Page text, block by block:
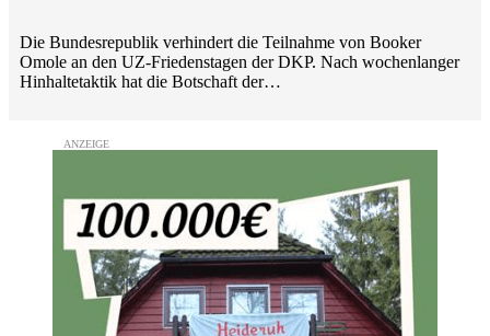
Die Bundesrepublik verhindert die Teilnahme von Booker
Omole an den UZ-Friedenstagen der DKP. Nach wochenlanger
Hinhaltetaktik hat die Botschaft der…